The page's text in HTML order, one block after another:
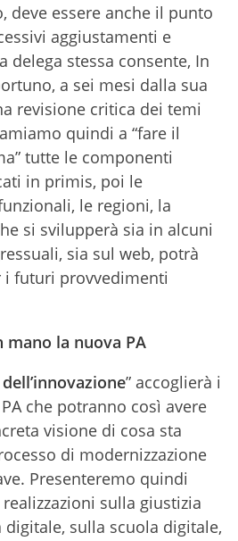
deve essere anche il punto
aggiustamenti e
delega stessa consente, In
a sei mesi dalla sua
revisione critica dei temi
quindi a “fare il
tutte le componenti
in primis, poi le
le regioni, la
si svilupperà sia in alcuni
sia sul web, potrà
i futuri provvedimenti
mano la nuova PA
” accoglierà i
che potranno così avere
visione di cosa sta
di modernizzazione
Presenteremo quindi
sulla giustizia
sulla scuola digitale,